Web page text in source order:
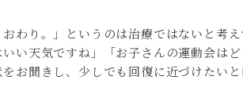
わり。」というのは治療ではないと考え
い天気ですね」「お子さんの運動会は
お聞きし、少しでも回復に近づけたい